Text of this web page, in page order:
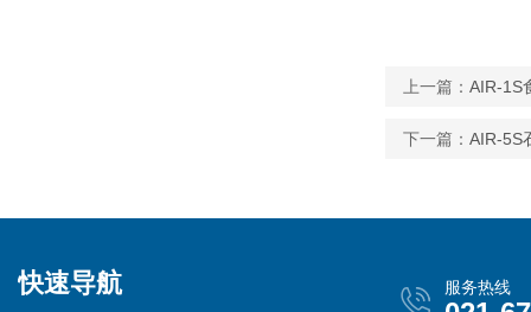
上一篇： AIR-1S
下一篇： AIR-5S
快速导航 服务热线